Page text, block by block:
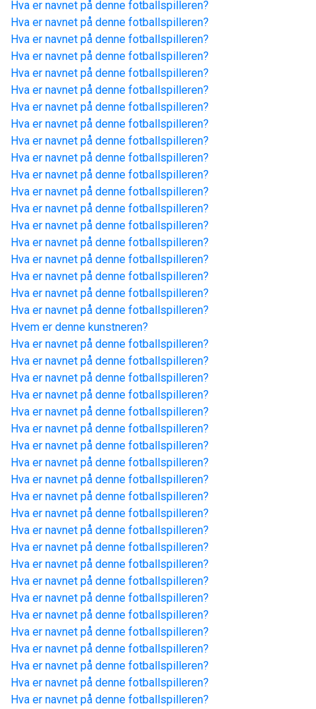
Hva er navnet på denne fotballspilleren?
Hva er navnet på denne fotballspilleren?
Hva er navnet på denne fotballspilleren?
Hva er navnet på denne fotballspilleren?
Hva er navnet på denne fotballspilleren?
Hva er navnet på denne fotballspilleren?
Hva er navnet på denne fotballspilleren?
Hva er navnet på denne fotballspilleren?
Hva er navnet på denne fotballspilleren?
Hva er navnet på denne fotballspilleren?
Hva er navnet på denne fotballspilleren?
Hva er navnet på denne fotballspilleren?
Hva er navnet på denne fotballspilleren?
Hva er navnet på denne fotballspilleren?
Hva er navnet på denne fotballspilleren?
Hva er navnet på denne fotballspilleren?
Hva er navnet på denne fotballspilleren?
Hva er navnet på denne fotballspilleren?
Hva er navnet på denne fotballspilleren?
Hvem er denne kunstneren?
Hva er navnet på denne fotballspilleren?
Hva er navnet på denne fotballspilleren?
Hva er navnet på denne fotballspilleren?
Hva er navnet på denne fotballspilleren?
Hva er navnet på denne fotballspilleren?
Hva er navnet på denne fotballspilleren?
Hva er navnet på denne fotballspilleren?
Hva er navnet på denne fotballspilleren?
Hva er navnet på denne fotballspilleren?
Hva er navnet på denne fotballspilleren?
Hva er navnet på denne fotballspilleren?
Hva er navnet på denne fotballspilleren?
Hva er navnet på denne fotballspilleren?
Hva er navnet på denne fotballspilleren?
Hva er navnet på denne fotballspilleren?
Hva er navnet på denne fotballspilleren?
Hva er navnet på denne fotballspilleren?
Hva er navnet på denne fotballspilleren?
Hva er navnet på denne fotballspilleren?
Hva er navnet på denne fotballspilleren?
Hva er navnet på denne fotballspilleren?
Hva er navnet på denne fotballspilleren?